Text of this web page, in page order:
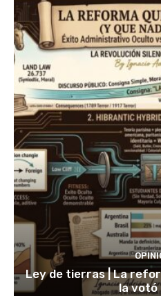
Ley de tierras | La
la votó